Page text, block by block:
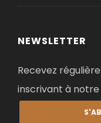
NEWSLETTER
Recevez
inscrivant à